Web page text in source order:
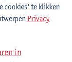
cookies' te klikken
Privacy
in